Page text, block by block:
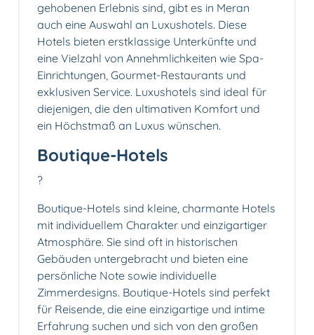
gehobenen Erlebnis sind, gibt es in Meran
auch eine Auswahl an Luxushotels. Diese
Hotels bieten erstklassige Unterkünfte und
eine Vielzahl von Annehmlichkeiten wie Spa-
Einrichtungen, Gourmet-Restaurants und
exklusiven Service. Luxushotels sind ideal für
diejenigen, die den ultimativen Komfort und
ein Höchstmaß an Luxus wünschen.
Boutique-Hotels
?️
Boutique-Hotels sind kleine, charmante Hotels
mit individuellem Charakter und einzigartiger
Atmosphäre. Sie sind oft in historischen
Gebäuden untergebracht und bieten eine
persönliche Note sowie individuelle
Zimmerdesigns. Boutique-Hotels sind perfekt
für Reisende, die eine einzigartige und intime
Erfahrung suchen und sich von den großen